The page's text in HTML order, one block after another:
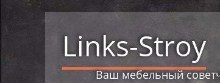
Links-Stroy
Ваш мебельный